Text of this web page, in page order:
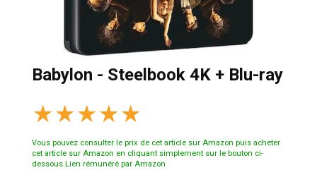
Babylon - Steelbook 4K + Blu-ray
★★★★★
Vous pouvez consulter le prix de cet article sur Amazon puis acheter
cet article sur Amazon en cliquant simplement sur le bouton ci-
dessous.Lien rémunéré par Amazon